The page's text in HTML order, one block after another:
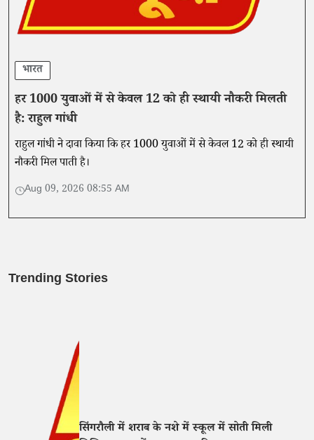
भारत
हर 1000 युवाओं में से केवल 12 को ही स्थायी नौकरी मिलती
है: राहुल गांधी
राहुल गांधी ने दावा किया कि हर 1000 युवाओं में से केवल 12 को ही स्थायी
नौकरी मिल पाती है।
Aug 09, 2026 08:55 AM
Trending Stories
सिंगरौली में शराब के नशे में स्कूल में सोती मिली